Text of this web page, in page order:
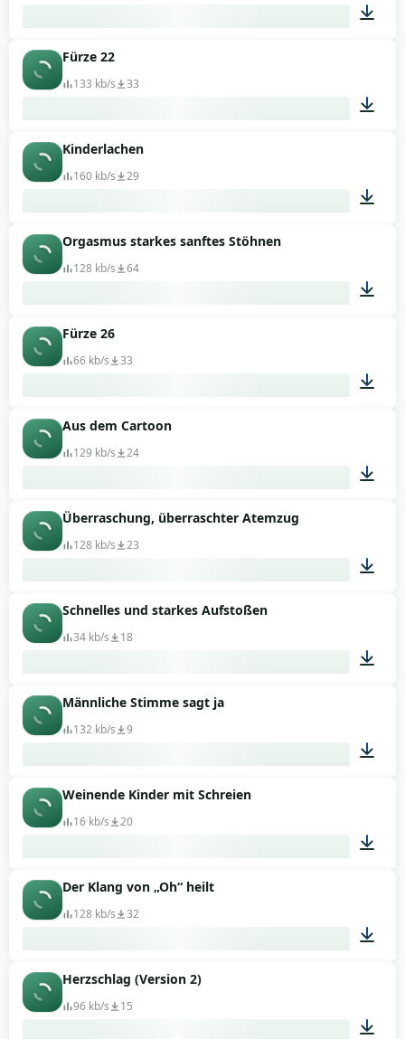
Fürze 22
133 kb/s 33
Kinderlachen
160 kb/s 29
Orgasmus starkes sanftes Stöhnen
128 kb/s 64
Fürze 26
66 kb/s 33
Aus dem Cartoon
129 kb/s 24
Überraschung, überraschter Atemzug
128 kb/s 23
Schnelles und starkes Aufstoßen
34 kb/s 18
Männliche Stimme sagt ja
132 kb/s 9
Weinende Kinder mit Schreien
16 kb/s 20
Der Klang von „Oh“ heilt
128 kb/s 32
Herzschlag (Version 2)
96 kb/s 15